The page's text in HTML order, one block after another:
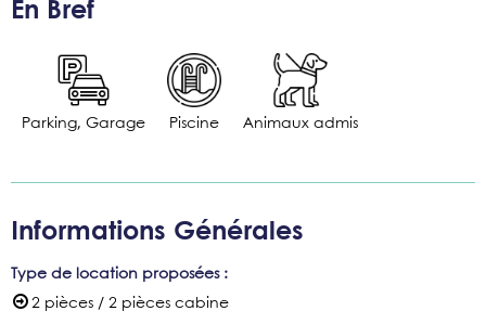
En Bref
Parking, Garage Piscine Animaux admis
Informations Générales
Type de location proposées :
2 pièces / 2 pièces cabine